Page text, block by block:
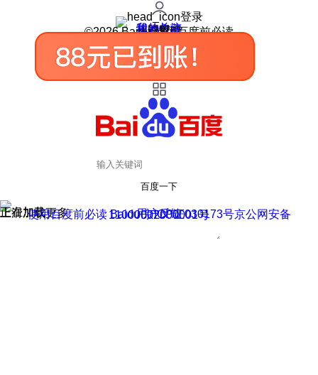
登录
我的关注
我的收藏
皮肤中心
用户反馈
设置
©2026 Baidu 使用百度前必读
百度一下
正在加载
上滑加载更多 用户反馈
使用百度前必读 Baidu 京ICP证030173号
京公网安备11000002000001号